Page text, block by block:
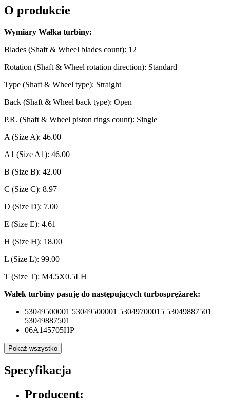
O produkcie
Wymiary Wałka turbiny:
Blades (Shaft & Wheel blades count): 12
Rotation (Shaft & Wheel rotation direction): Standard
Type (Shaft & Wheel type): Straight
Back (Shaft & Wheel back type): Open
P.R. (Shaft & Wheel piston rings count): Single
A (Size A): 46.00
A1 (Size A1): 46.00
B (Size B): 42.00
C (Size C): 8.97
D (Size D): 7.00
E (Size E): 4.61
H (Size H): 18.00
L (Size L): 99.00
T (Size T): M4.5X0.5LH
Wałek turbiny pasuję do następujących turbosprężarek:
53049500001 53049500001 53049700015 53049887501
53049887501
06A145705HP
Pokaż wszystko
Specyfikacja
Producent: